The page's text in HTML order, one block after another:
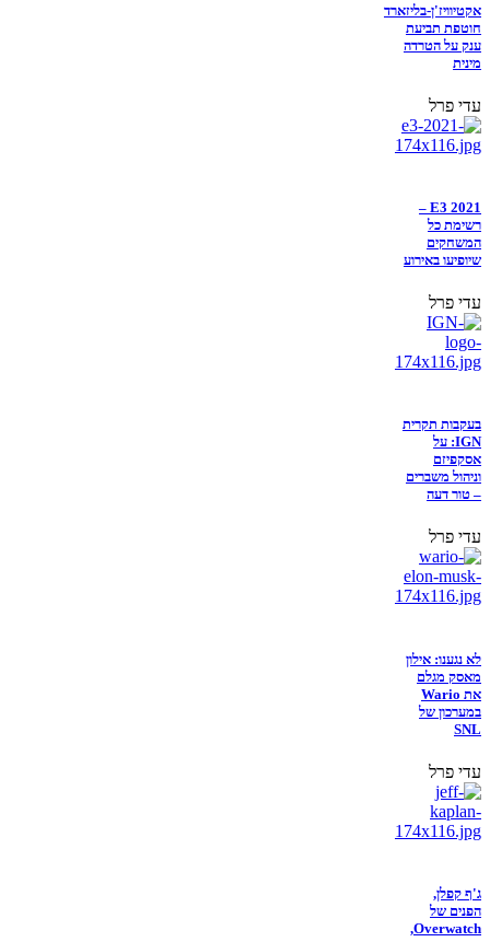
אקטיוויז'ן-בליזארד
חוטפת תביעת
ענק על הטרדה
מינית
עדי פרל
E3 2021 –
רשימת כל
המשחקים
שיופיעו באירוע
עדי פרל
בעקבות תקרית
IGN: על
אסקפיזם
וניהול משברים
– טור דעה
עדי פרל
לא נגענו: אילון
מאסק מגלם
את Wario
במערכון של
SNL
עדי פרל
ג'ף קפלן,
הפנים של
Overwatch,